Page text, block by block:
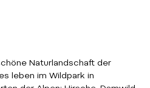
Naturlandschaft der
leben im Wildpark in